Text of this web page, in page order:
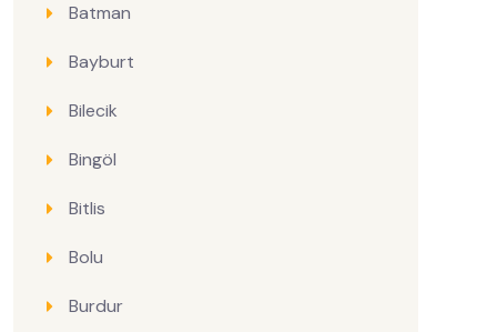
Batman
Bayburt
Bilecik
Bingöl
Bitlis
Bolu
Burdur